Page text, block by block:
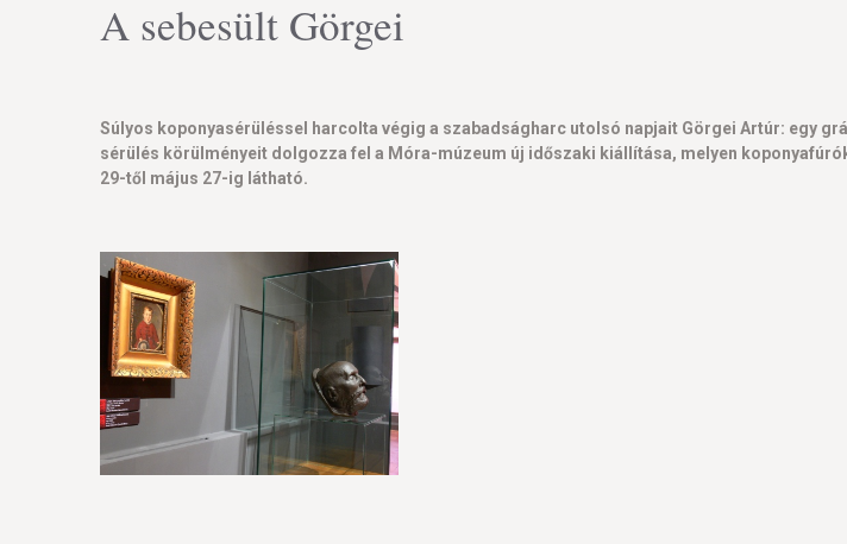
A sebesült Görgei
Súlyos koponyasérüléssel harcolta végig a szabadságharc utolsó napjait Görgei Artúr: egy
sérülés körülményeit dolgozza fel a Móra-múzeum új időszaki kiállítása, melyen
29-től május 27-ig látható.